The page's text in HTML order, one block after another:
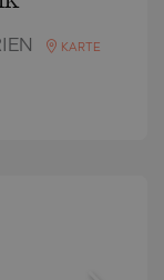
KARTE